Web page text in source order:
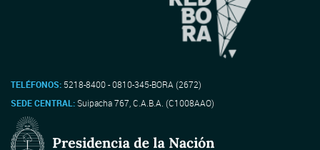
TELÉFONOS: 5218-8400 - 0810-345-BORA (2672)
SEDE CENTRAL:Suipacha 767, C.A.B.A. (C1008AAO)